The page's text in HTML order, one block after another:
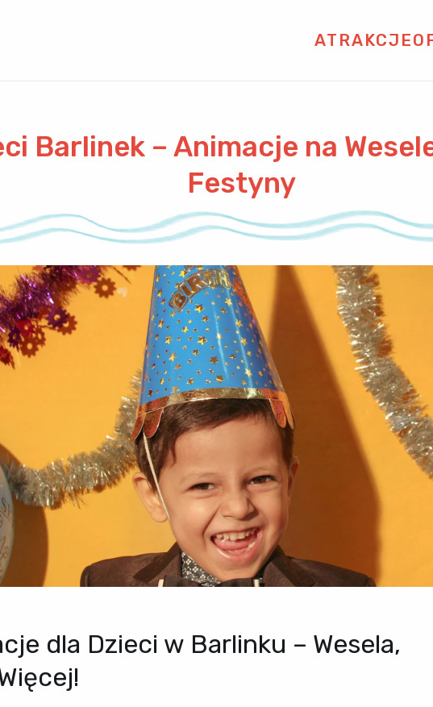
ATRAKCJE
Barlinek – Animacje na
Festyny
dla Dzieci w Barlinku – Wesela,